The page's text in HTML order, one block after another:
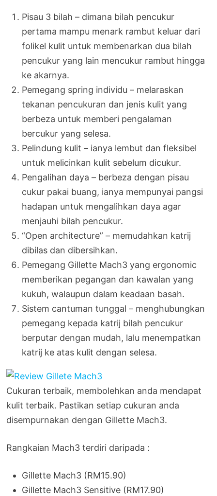
Pisau 3 bilah – dimana bilah pencukur
pertama mampu menark rambut keluar dari
folikel kulit untuk membenarkan dua bilah
pencukur yang lain mencukur rambut hingga
ke akarnya.
Pemegang spring individu – melaraskan
tekanan pencukuran dan jenis kulit yang
berbeza untuk memberi pengalaman
bercukur yang selesa.
Pelindung kulit – ianya lembut dan fleksibel
untuk melicinkan kulit sebelum dicukur.
Pengalihan daya – berbeza dengan pisau
cukur pakai buang, ianya mempunyai pangsi
hadapan untuk mengalihkan daya agar
menjauhi bilah pencukur.
“Open architecture” – memudahkan katrij
dibilas dan dibersihkan.
Pemegang Gillette Mach3 yang ergonomic
memberikan pegangan dan kawalan yang
kukuh, walaupun dalam keadaan basah.
Sistem cantuman tunggal – menghubungkan
pemegang kepada katrij bilah pencukur
berputar dengan mudah, lalu menempatkan
katrij ke atas kulit dengan selesa.
Cukuran terbaik, membolehkan anda mendapat
kulit terbaik. Pastikan setiap cukuran anda
disempurnakan dengan Gillette Mach3.
Rangkaian Mach3 terdiri daripada :
Gillette Mach3 (RM15.90)
Gillette Mach3 Sensitive (RM17.90)